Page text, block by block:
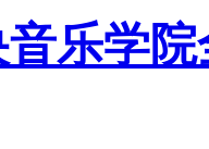
音乐学